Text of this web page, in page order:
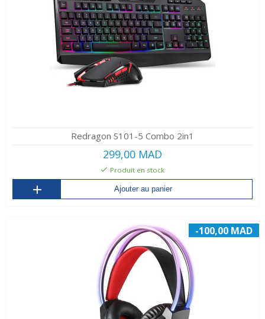
Redragon S101-5 Combo 2in1
299,00 MAD
Produit en stock
Ajouter au panier
-100,00 MAD